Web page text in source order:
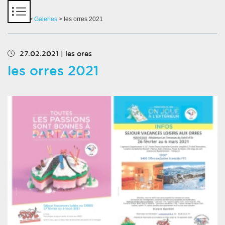
> Galeries > les orres 2021
27.02.2021 les ores
les orres 2021